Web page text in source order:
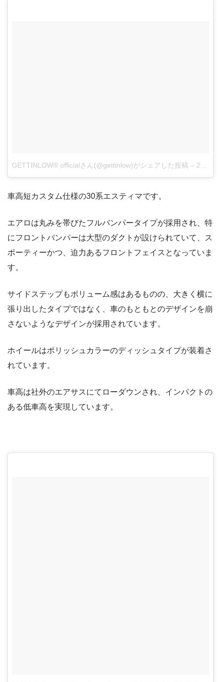
GETTINLOW® officialさん(@gettinlow)がシェアした投稿 – 2018年 4月月22日午後1時14分PDT
車高短カスタム仕様の30系エスティマです。
エアロは丸みを帯びたフルバンパータイプが採用され、特
にフロントバンパーは大型のダクトが設けられていて、ス
ポーティーかつ、迫力あるフロントフェイスとなっていま
す。
サイドステップもボリューム感はあるものの、大きく横に
張り出したタイプではなく、車のもともとのデザインを崩
さないようなデザインが採用されています。
ホイールはポリッシュカラーのディッシュタイプが装着さ
れています。
車高は社外のエアサスにてローダウンされ、インパクトの
ある低車高を実現しています。